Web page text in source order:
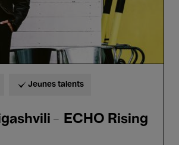
Jeunes talents
– ECHO Rising